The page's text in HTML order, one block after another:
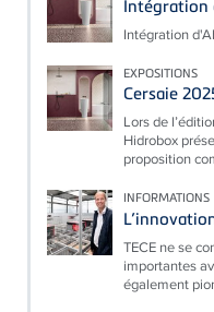
Intégration
Intégration
EXPOSITIONS
Cersaie
Lors de
Hidrobox
proposition
INFORMATIONS
TECE ne se
importantes
également